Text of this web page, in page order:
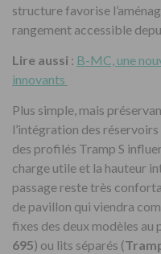
structure favorise
rangement accessible
Lire aussi : B-MC, une
innovants
Plus simple, mais
l’intégration des
des profilés Tramp S
charge utile et la hauteur
passage reste très
de pavillon qui viendra
fixes des deux modèles
695) ou lits séparés (